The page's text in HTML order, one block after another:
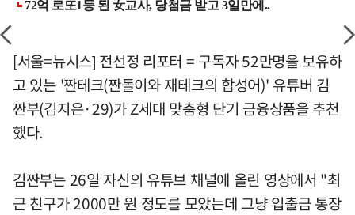
[서울=뉴시스] 전선정 리포터 = 구독자 52만명을 보유하
고 있는 '짠테크(짠돌이와 재테크의 합성어)' 유튜버 김
짠부(김지은·29)가 Z세대 맞춤형 단기 금융상품을 추천
했다.
김짠부는 26일 자신의 유튜브 채널에 올린 영상에서 "최
근 친구가 2000만 원 정도를 모았는데 그냥 입출금 통장